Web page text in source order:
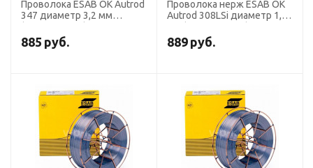
Проволока ESAB OK Autrod
347 диаметр 3,2 мм
885 руб.
Проволока нерж ESAB OK
Autrod 308LSi диаметр 1,2
889 руб.